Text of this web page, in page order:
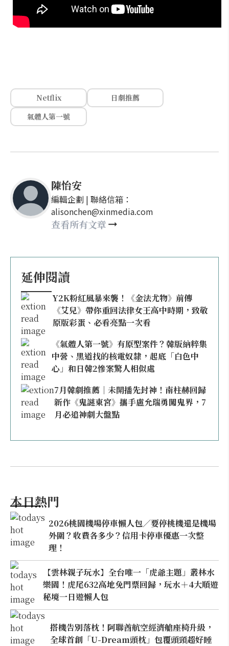
Netflix
日劇推薦
氣體人第一號
陳怡安
編輯企劃 | 聯絡信箱：
alisonchen@xinmedia.com
查看所有文章
延伸閱讀
Y2K粉紅風暴來襲！《金法尤物》前傳
《艾兒》帶你重回法律女王高中時期，致敬
原版彩蛋、必看亮點一次看
《氣體人第一號》有原型案件？韓版納粹集
中營、黑道找的核電奴隸，起底「白色中
心」和日韓2慘案驚人相似處
7月韓劇推薦｜未開播先封神！南柱赫回歸
新作《鬼謎東宮》攜手盧允瑞勇闖鬼界，7
月必追神劇大盤點
本日熱門
2026桃園機場停車懶人包／要停桃機還是機場
外圍？收費各多少？信用卡停車優惠一次整
理！
【雲林親子玩水】全台唯一「虎爺主題」叢林水
樂園！虎尾632高地免門票回歸，玩水＋4大順遊
秘境一日遊懶人包
搭機告別落枕！阿聯酋航空經濟艙座椅升級，
全球首創「U-Dream頭枕」包覆頭頸超好睡